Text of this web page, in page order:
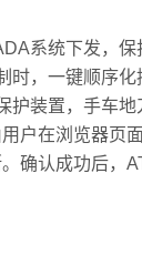
统下发，保
时，一键顺序
护装置，手车
户在浏览器页
确认成功后，